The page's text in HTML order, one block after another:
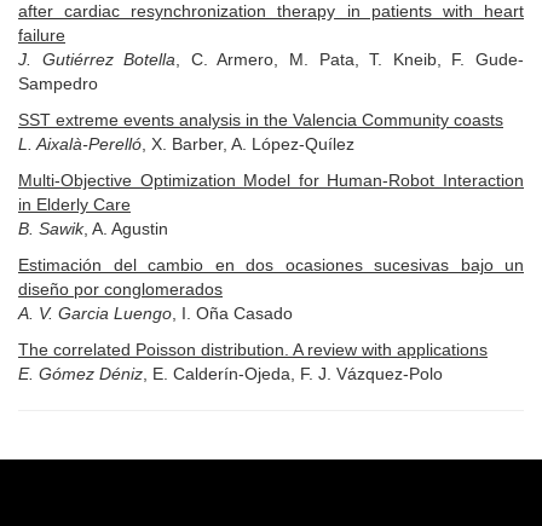
after cardiac resynchronization therapy in patients with heart
failure
J. Gutiérrez Botella , C. Armero, M. Pata, T. Kneib, F. Gude-
Sampedro
SST extreme events analysis in the Valencia Community coasts
L. Aixalà-Perelló , X. Barber, A. López-Quílez
Multi-Objective Optimization Model for Human-Robot Interaction
in Elderly Care
B. Sawik, A. Agustin
Estimación del cambio en dos ocasiones sucesivas bajo un
diseño por conglomerados
A. V. Garcia Luengo , I. Oña Casado
The correlated Poisson distribution. A review with applications
E. Gómez Déniz , E. Calderín-Ojeda, F. J. Vázquez-Polo